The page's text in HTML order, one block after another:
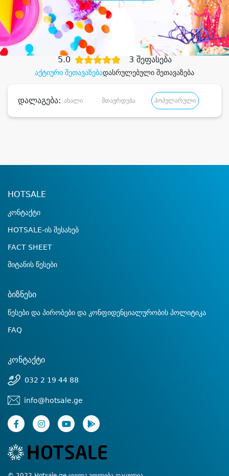
შეიძინესასურველი მომსახურება
დიდი დანაზოგით
აქტიური შეთავაზებადასრულებული შეთავაზება
5.0 3 შეფასება
დალაგება: ახალი მთავრდება პოპულარული
HOTSALE
კონტაქტი
HOTSALE-ის შესახებ
FACT SHEET
მიტანის წესები
ბიზნესი
წესები და პირობები და კონფიდენციალურობის პოლიტიკა
FAQ
კონტაქტი
032 2 19 44 88
info@hotsale.ge